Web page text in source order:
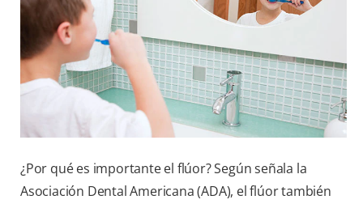
PARA PROFESIONALES
DONDE COMPRAR
MX (ES)
¿Por qué es importante el flúor? Según señala la
Asociación Dental Americana (ADA), el flúor también